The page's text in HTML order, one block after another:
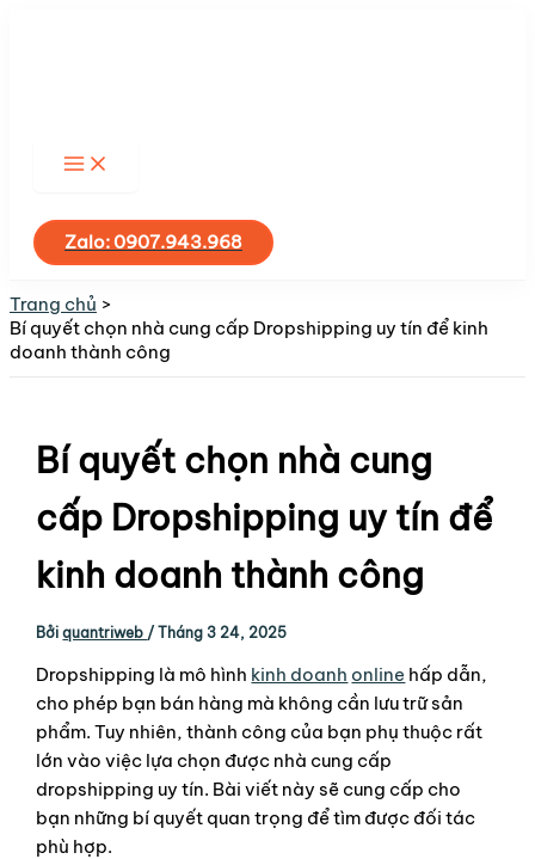
kiếmZalo: 0907.943.968
Trang chủ
Bí quyết chọn nhà cung cấp Dropshipping uy tín để kinh
doanh thành công
Bí quyết chọn nhà cung
cấp Dropshipping uy tín để
kinh doanh thành công
Bởiquantriweb /Tháng 3 24, 2025
Dropshipping là mô hình kinh doanh online hấp dẫn,
cho phép bạn bán hàng mà không cần lưu trữ sản
phẩm. Tuy nhiên, thành công của bạn phụ thuộc rất
lớn vào việc lựa chọn được nhà cung cấp
dropshipping uy tín. Bài viết này sẽ cung cấp cho
bạn những bí quyết quan trọng để tìm được đối tác
phù hợp.